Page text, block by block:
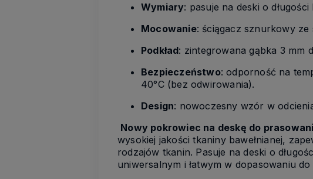
Wymiary: pasuje na deski o
Mocowanie: ściągacz sznurkowy ze
Podkład: zintegrowana gąbka 3 mm
Bezpieczeństwo: odporność na
40°C (bez odwirowania).
Design: nowoczesny wzór w
Nowy pokrowiec na deskę do
wysokiej jakości tkaniny bawełnianej,
rodzajów tkanin. Pasuje na deski o
uniwersalnym i łatwym w dopasowaniu